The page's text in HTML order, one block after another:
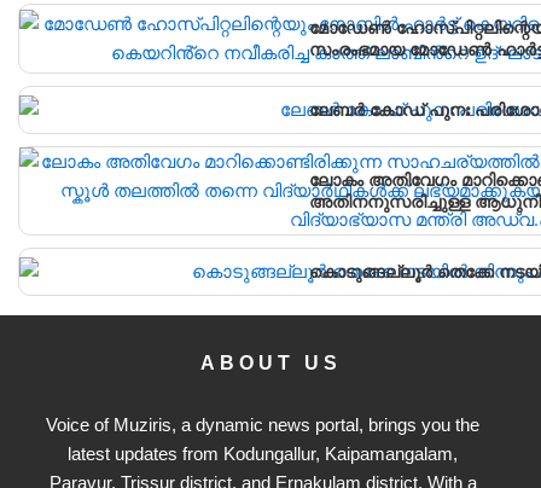
മോഡേൺ
സംരംഭമായ മോഡേൺ
ലേബർ കോഡ് പുനഃ
ലോകം അതിവേഗം
അതിനനുസരിച്ചുള്ള
വിദ്യാർഥികൾക്ക്
വിദ്യാഭ്യാസ മന്ത്രി
കൊടുങ്ങല്ലൂർ തെക്കേ
ABOUT US
Voice of Muziris, a dynamic news portal, brings you the
latest updates from Kodungallur, Kaipamangalam,
Paravur, Trissur district, and Ernakulam district. With a